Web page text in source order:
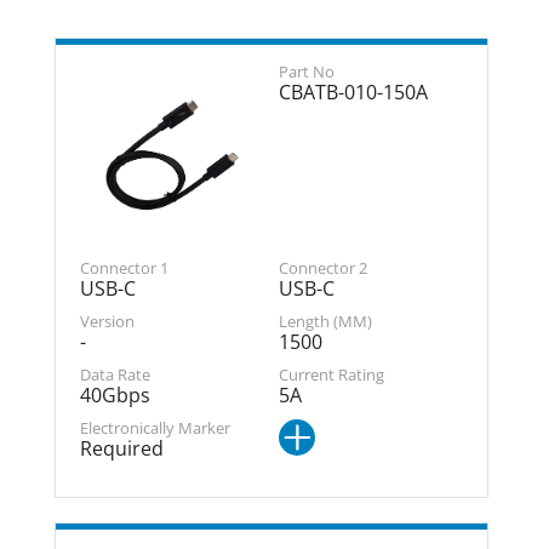
CBATB-010-150A
USB-C
USB-C
-
1500
40Gbps
5A
Required